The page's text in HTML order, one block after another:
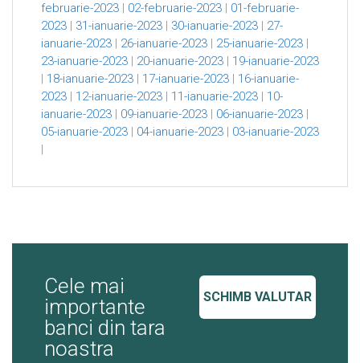
februarie-2023 | 02-februarie-2023 | 01-februarie-
2023 | 31-ianuarie-2023 | 30-ianuarie-2023 | 27-
ianuarie-2023 | 26-ianuarie-2023 | 25-ianuarie-2023 |
23-ianuarie-2023 | 20-ianuarie-2023 | 19-ianuarie-2023
| 18-ianuarie-2023 | 17-ianuarie-2023 | 16-ianuarie-
2023 | 12-ianuarie-2023 | 11-ianuarie-2023 | 10-
ianuarie-2023 | 09-ianuarie-2023 | 06-ianuarie-2023 |
05-ianuarie-2023 | 04-ianuarie-2023 | 03-ianuarie-2023
|
SCHIMB VALUTAR
Cele mai
importante
banci din tara
noastra